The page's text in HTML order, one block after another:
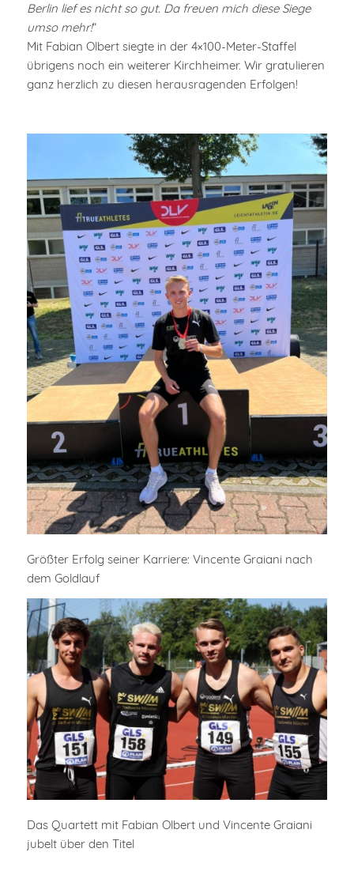
Berlin lief es nicht so gut. Da freuen mich diese Siege
umso mehr!“
Mit Fabian Olbert siegte in der 4×100-Meter-Staffel
übrigens noch ein weiterer Kirchheimer. Wir gratulieren
ganz herzlich zu diesen herausragenden Erfolgen!
Größter Erfolg seiner Karriere: Vincente Graiani nach
dem Goldlauf
Das Quartett mit Fabian Olbert und Vincente Graiani
jubelt über den Titel